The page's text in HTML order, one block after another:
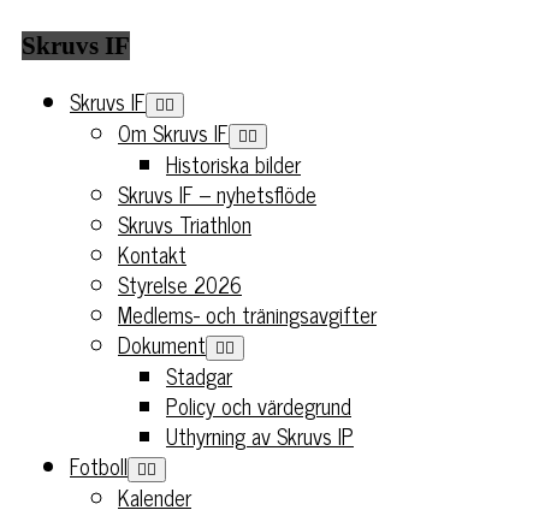
Skruvs IF
Skruvs IF
Om Skruvs IF
Historiska bilder
Skruvs IF – nyhetsflöde
Skruvs Triathlon
Kontakt
Styrelse 2026
Medlems- och träningsavgifter
Dokument
Stadgar
Policy och värdegrund
Uthyrning av Skruvs IP
Fotboll
Kalender